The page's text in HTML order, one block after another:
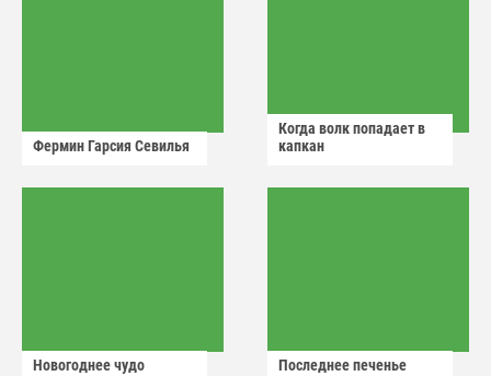
Фермин Гарсия Севилья
Когда волк попадает в
капкан
Новогоднее чудо Последнее печенье